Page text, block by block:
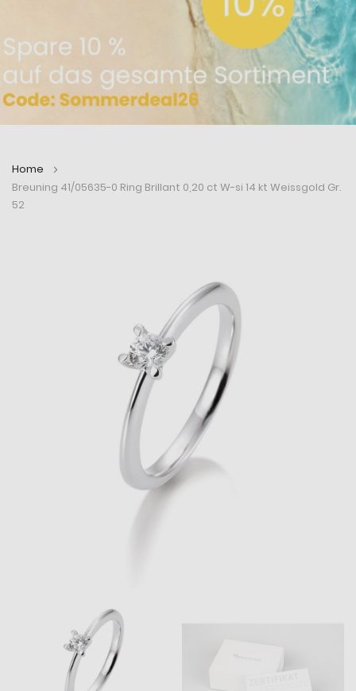
Home
Breuning 41/05635-0 Ring Brillant 0,20 ct W-si 14 kt Weissgold Gr.
52